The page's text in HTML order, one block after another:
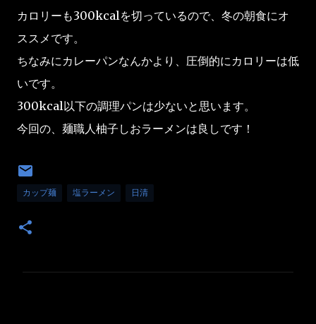
カロリーも300kcalを切っているので、冬の朝食にオ
ススメです。
ちなみにカレーパンなんかより、圧倒的にカロリーは低
いです。
300kcal以下の調理パンは少ないと思います。
今回の、麺職人柚子しおラーメンは良しです！
カップ麺 塩ラーメン 日清